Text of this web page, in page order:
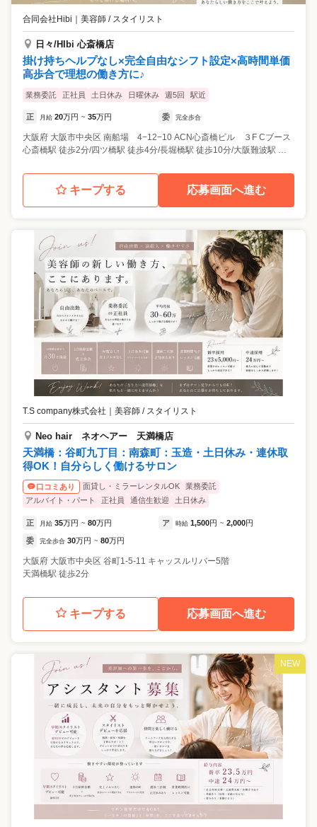
合同会社Hibi 美容師 / スタイリスト
日々/HIbi 心斎橋店
掛け持ちヘルプなし×完全自由なシフト設定×高時間単価
高歩合で理想の働き方に♪
業務委託 正社員 土日休み 日曜休み 週5回 駅近
正 月給 20万円 ~ 35万円 委 完全歩合
大阪府 大阪市中央区 南船場 4−12−10 ACN心斎橋ビル ３F Cブース
心斎橋駅 徒歩2分/四ツ橋駅 徒歩4分/長堀橋駅 徒歩10分/大阪難波駅 徒歩12分
キープする 応募画面へ進む
T.S company株式会社 ｜ 美容師 / スタイリスト
Neo hair ネオヘアー 天満橋店
天満橋：谷町九丁目：南森町：玉造・土日休み・連休取
得OK！自分らしく働けるサロン
口コミあり 面貸し・ミラーレンタルOK
業務委託
アルバイト・パート
正社員 通信生歓迎 土日休み
正 月給 35万円 ~ 80万円 ア 時給 1,500円 ~ 2,000円
委 完全歩合 30万円 ~ 80万円
大阪府 大阪市中央区 谷町1-5-11 キャッスルリバー5階
天満橋駅 徒歩2分
キープする 応募画面へ進む
NEW